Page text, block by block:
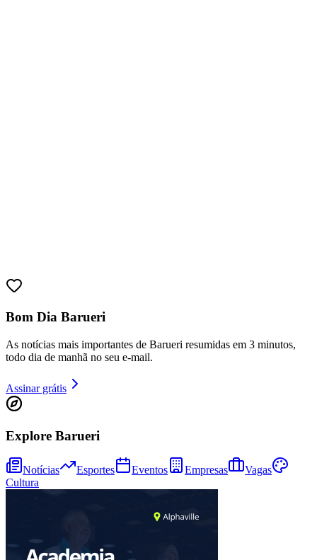
Juventude
Bom Dia Barueri
As notícias mais importantes de Barueri resumidas em 3 minutos,
todo dia de manhã no seu e-mail.
Assinar grátis
Explore Barueri
Notícias Esportes Eventos Empresas
Vagas
Cultura